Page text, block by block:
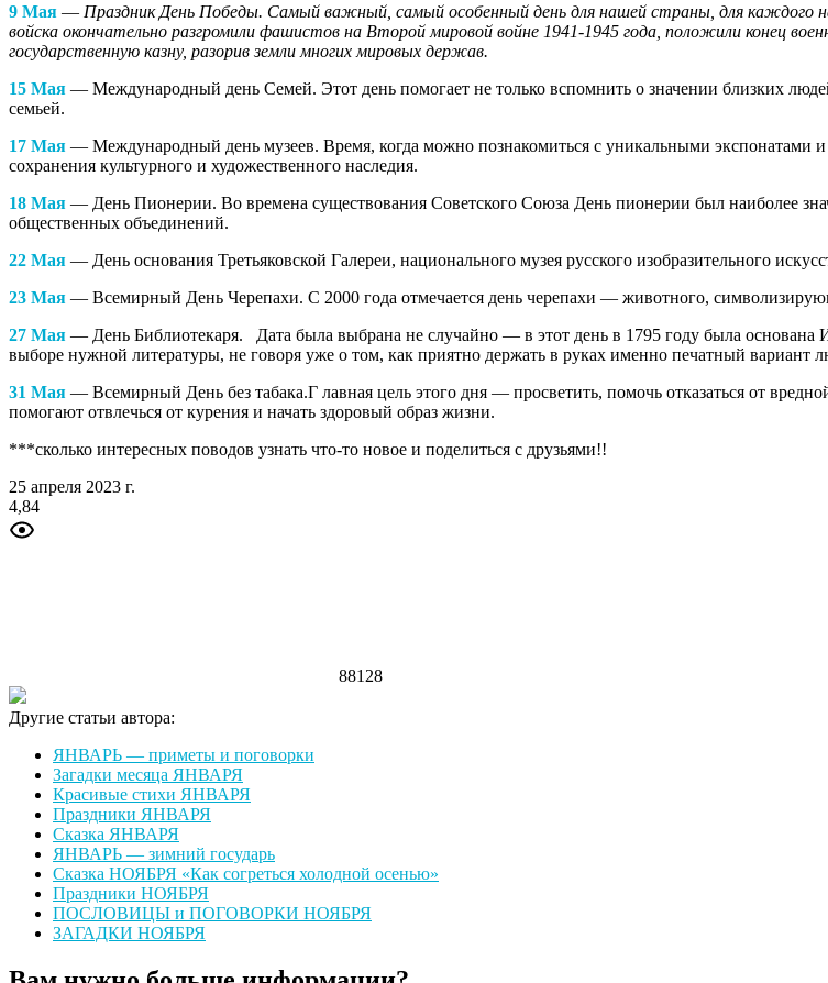
9 Мая — Праздник День Победы. Самый важный, самый особенный день для нашей страны, для
войска окончательно разгромили фашистов на Второй мировой войне 1941-1945 года, положили конец
государственную казну, разорив земли многих мировых держав.
15 Мая — Международный день Семей. Этот день помогает не только вспомнить о значении близких
семьей.
17 Мая — Международный день музеев. Время, когда можно познакомиться с уникальными экспонатами
сохранения культурного и художественного наследия.
18 Мая — День Пионерии. Во времена существования Советского Союза День пионерии был наиболее
общественных объединений.
22 Мая — День основания Третьяковской Галереи, национального музея русского изобразительного
23 Мая — Всемирный День Черепахи. С 2000 года отмечается день черепахи — животного,
27 Мая — День Библиотекаря. Дата была выбрана не случайно — в этот день в 1795 году была
выборе нужной литературы, не говоря уже о том, как приятно держать в руках именно печатный вариант
31 Мая — Всемирный День без табака.Г лавная цель этого дня — просветить, помочь отказаться от
помогают отвлечься от курения и начать здоровый образ жизни.
***сколько интересных поводов узнать что-то новое и поделиться с друзьями!!
25 апреля 2023 г.
4,84
88128
Другие статьи автора:
ЯНВАРЬ — приметы и поговорки
Загадки месяца ЯНВАРЯ
Красивые стихи ЯНВАРЯ
Праздники ЯНВАРЯ
Сказка ЯНВАРЯ
ЯНВАРЬ — зимний государь
Сказка НОЯБРЯ «Как согреться холодной осенью»
Праздники НОЯБРЯ
ПОСЛОВИЦЫ и ПОГОВОРКИ НОЯБРЯ
ЗАГАДКИ НОЯБРЯ